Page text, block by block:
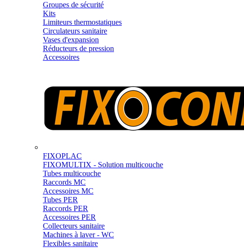
Groupes de sécurité
Kits
Limiteurs thermostatiques
Circulateurs sanitaire
Vases d'expansion
Réducteurs de pression
Accessoires
FIXOPLAC
FIXOMULTIX - Solution multicouche
Tubes multicouche
Raccords MC
Accessoires MC
Tubes PER
Raccords PER
Accessoires PER
Collecteurs sanitaire
Machines à laver - WC
Flexibles sanitaire